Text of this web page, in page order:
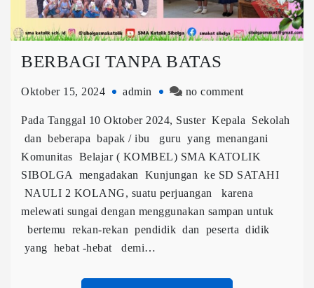
BERBAGI TANPA BATAS
Oktober 15, 2024 admin no comment
Pada Tanggal 10 Oktober 2024, Suster Kepala Sekolah
dan beberapa bapak / ibu guru yang menangani
Komunitas Belajar ( KOMBEL) SMA KATOLIK
SIBOLGA mengadakan Kunjungan ke SD SATAHI
NAULI 2 KOLANG, suatu perjuangan karena
melewati sungai dengan menggunakan sampan untuk
bertemu rekan-rekan pendidik dan peserta didik
yang hebat -hebat demi…